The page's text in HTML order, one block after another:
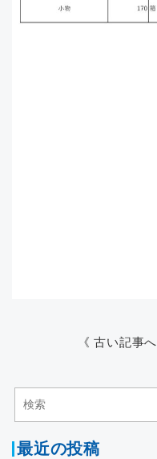
《 古い記事へ
最近の投稿